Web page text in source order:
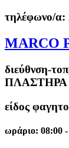
τηλέφωνο/α:
MARCO
διεύθνση-
ΠΛΑΣΤΗΡΑ
είδος
ωράριο: 08:00